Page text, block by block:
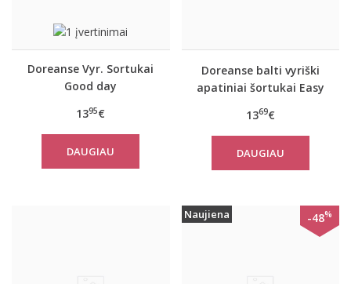
Doreanse Vyr. Sortukai
Good day
1395€
DAUGIAU
Doreanse balti vyriški
apatiniai šortukai Easy
1369€
DAUGIAU
Naujiena -48%